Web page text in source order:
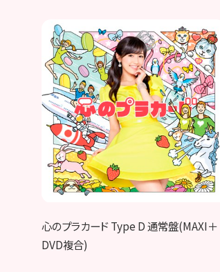
心のプラカード Type D 通常盤(MAXI＋
DVD複合)